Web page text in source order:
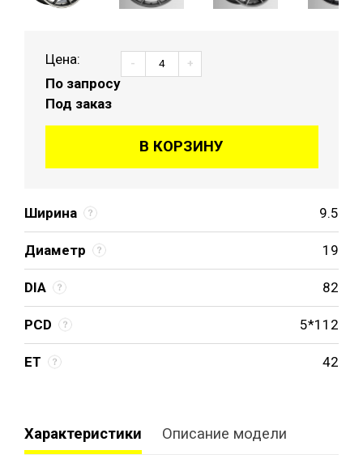
Ширина 9.5
Диаметр 19
DIA 82
PCD 5*112
ET 42
Цена:
По запросу
Под заказ
- +
В КОРЗИНУ
Характеристики Описание модели